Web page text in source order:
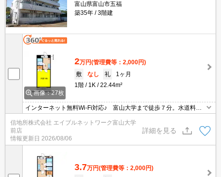
富山県富山市五福
築35年
3階建
画像：27枚
2万円(管理費等：2,000円)
敷
なし 礼
1ヶ月
1階
1K 22.44m²
インターネット無料Wi-Fi対応♪ 富山大学まで徒歩７分。水道料が
ロ（１口）。共用部には不在時でも再配達依頼の手間が省ける宅配
BOXあり。防犯カメラ、防犯性の高いディンプルキー使用。通学路
にコンビニや丸亀製麺があります。
信地所株式会社 エイブルネットワーク富山大学
前店
情報更新日 2026/08/06
詳細を見る
3.7万円(管理費等：2,000円)